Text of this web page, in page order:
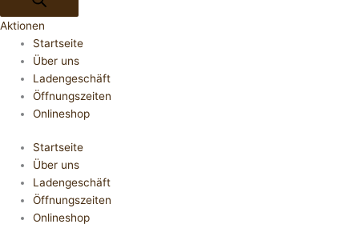
Aktionen
Startseite
Über uns
Ladengeschäft
Öffnungszeiten
Onlineshop
Startseite
Über uns
Ladengeschäft
Öffnungszeiten
Onlineshop